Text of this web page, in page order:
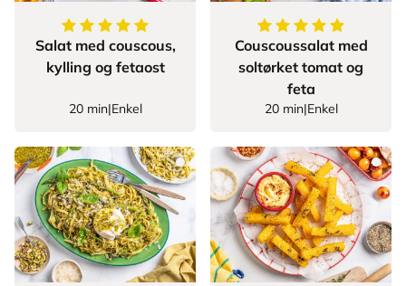
5av5stjerner
Salat med couscous,
kylling og fetaost
20 min|Enkel
5av5stjerner
Couscoussalat med
soltørket tomat og
feta
20 min|Enkel